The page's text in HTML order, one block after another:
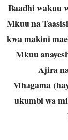
Baadhi wakuu
Mkuu na
kwa makini
Mkuu
Ajira
Mhagama
ukumbi wa